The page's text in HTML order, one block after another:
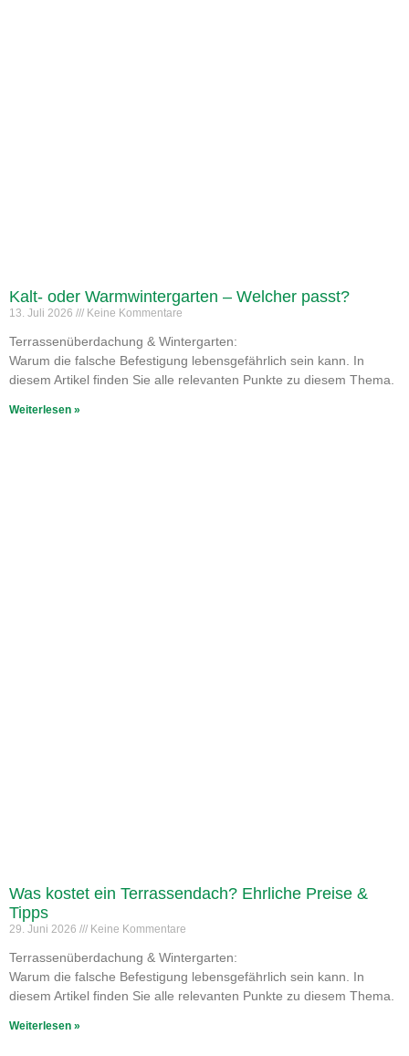
Kalt- oder Warmwintergarten – Welcher passt?
13. Juli 2026 Keine Kommentare
Terrassenüberdachung & Wintergarten:
Warum die falsche Befestigung lebensgefährlich sein kann. In
diesem Artikel finden Sie alle relevanten Punkte zu diesem Thema.
Weiterlesen »
Was kostet ein Terrassendach? Ehrliche Preise &
Tipps
29. Juni 2026 Keine Kommentare
Terrassenüberdachung & Wintergarten:
Warum die falsche Befestigung lebensgefährlich sein kann. In
diesem Artikel finden Sie alle relevanten Punkte zu diesem Thema.
Weiterlesen »